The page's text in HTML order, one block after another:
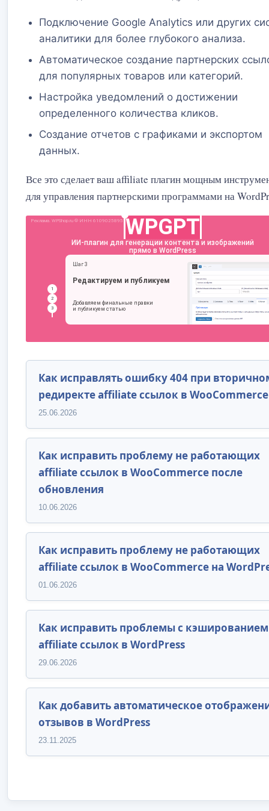
Подключение Google Analytics или других
аналитики для более глубокого анализа.
Автоматическое создание партнерских
для популярных товаров или категорий.
Настройка уведомлений о достижении
определенного количества кликов.
Создание отчетов с графиками и экспортом
данных.
Все это сделает ваш affiliate плагин мощным
для управления партнерскими программами на
Как исправлять ошибку 404 при
редиректе affiliate ссылок в WooCommerce
25.06.2026
Как исправить проблему не работающих
affiliate ссылок в WooCommerce после
обновления
10.06.2026
Как исправить проблему не работающих
affiliate ссылок в WooCommerce на
01.06.2026
Как исправить проблемы с кэшированием
affiliate ссылок в WordPress
29.06.2026
Как добавить автоматическое
отзывов в WordPress
23.11.2025